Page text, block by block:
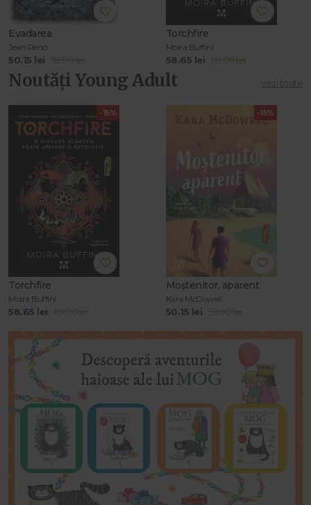
Evadarea
Jean Reno
50.15 lei 59.00 lei
Torchfire
Moira Buffini
58.65 lei 69.00 lei
Noutăți Young Adult Vezi toate
-15%
Torchfire
Moira Buffini
58.65 lei 69.00 lei
-15%
Moștenitor, aparent
Kara McDowell
50.15 lei 59.00 lei